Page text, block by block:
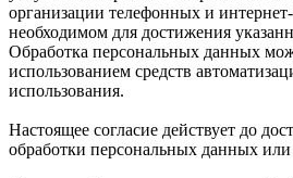
организации телефонных и
необходимом для достижения
Обработка персональных данных
использованием средств
использования.
Настоящее согласие действует до
обработки персональных данных